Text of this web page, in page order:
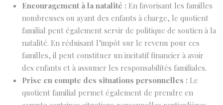
Encouragement à la natalité : En favorisant les familles
nombreuses ou ayant des enfants à charge, le quotient
familial peut également servir de politique de soutien à la
natalité. En réduisant l’impôt sur le revenu pour ces
familles, il peut constituer un incitatif financier à avoir
des enfants et à assumer les responsabilités familiales.
Prise en compte des situations personnelles : Le
quotient familial permet également de prendre en